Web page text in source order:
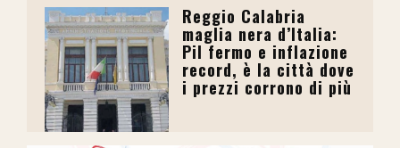
Reggio Calabria
maglia nera d’Italia:
Pil fermo e inflazione
record, è la città dove
i prezzi corrono di più